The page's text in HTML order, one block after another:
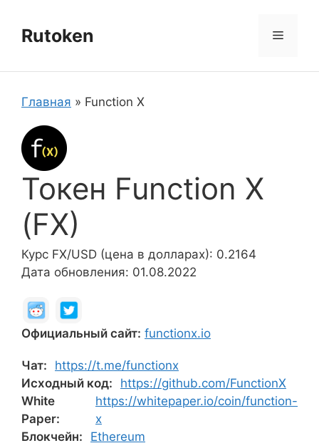
содержимому
Rutoken Меню
Главная » Function X
Токен Function X
(FX)
Курс FX/USD (цена в долларах): 0.2164
Дата обновления: 01.08.2022
Официальный сайт: functionx.io
Чат:
https://t.me/functionx
Исходный код:
https://github.com/FunctionX
White
Paper:
https://whitepaper.io/coin/function-
x
Блокчейн:
Ethereum